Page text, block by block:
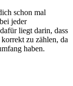
schon mal
jeder
liegt darin, dass
zu zählen, da
haben.